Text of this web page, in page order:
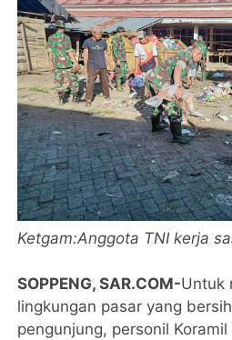
Ketgam:Anggota TNI kerja
SOPPENG, SAR.COM-Untuk
lingkungan pasar yang
pengunjung, personil